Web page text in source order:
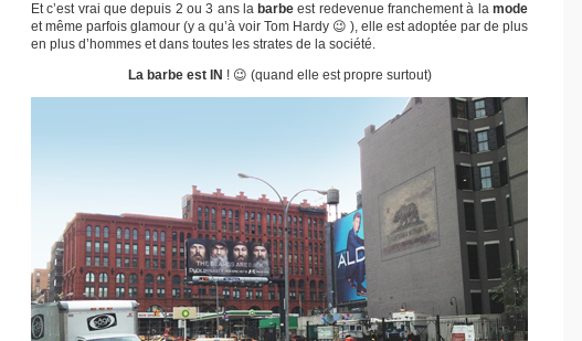
Et c’est vrai que depuis 2 ou 3 ans la barbe est redevenue franchement à la mode
et même parfois glamour (y a qu’à voir Tom Hardy 😉 ), elle est adoptée par de plus
en plus d’hommes et dans toutes les strates de la société.
La barbe est IN ! 😉 (quand elle est propre surtout)